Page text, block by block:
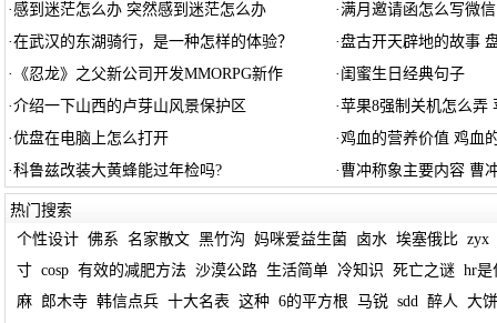
·感到迷茫怎么办 突然感到迷茫怎么办 ·满月邀请函怎么写微信
·在武汉的东湖骑行，是一种怎样的体验？ ·盘古开天辟地的故事
· 《忍龙》之父新公司开发MMORPG新作 · 闺蜜生日经典句子
·介绍一下山西的卢芽山风景保护区 ·苹果8强制关机怎么弄
·优盘在电脑上怎么打开 ·鸡血的营养价值 鸡血
·科鲁兹改装大黄蜂能过年检吗? · 曹冲称象主要内容 曹
热门搜索
个性设计 佛系 名家散文 黑竹沟 妈咪爱益生菌 卤水 埃塞俄比 zyx
寸 cosp 有效的减肥方法 沙漠公路 生活简单 冷知识 死亡之谜 hr是
麻
郎木寺 韩信点兵 十大名表 这种 6的平方根 马锐 sdd 醉人 大